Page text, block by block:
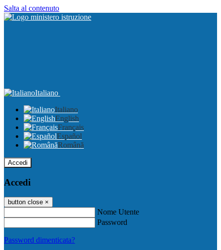
Salta al contenuto
Italiano
Italiano
English
Français
Español
Română
Accedi
Accedi
button close ×
Nome Utente
Password
Password dimenticata?